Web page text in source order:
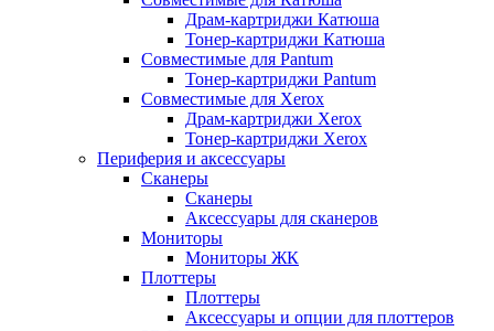
Драм-картриджи Катюша
Тонер-картриджи Катюша
Совместимые для Pantum
Тонер-картриджи Pantum
Совместимые для Xerox
Драм-картриджи Xerox
Тонер-картриджи Xerox
Периферия и аксессуары
Сканеры
Сканеры
Аксессуары для сканеров
Мониторы
Мониторы ЖК
Плоттеры
Плоттеры
Аксессуары и опции для плоттеров